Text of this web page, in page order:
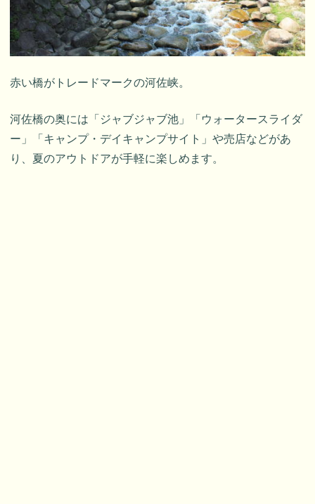
赤い橋がトレードマークの河佐峡。
河佐橋の奥には「ジャブジャブ池」「ウォータースライダ
ー」「キャンプ・デイキャンプサイト」や売店などがあ
り、夏のアウトドアが手軽に楽しめます。